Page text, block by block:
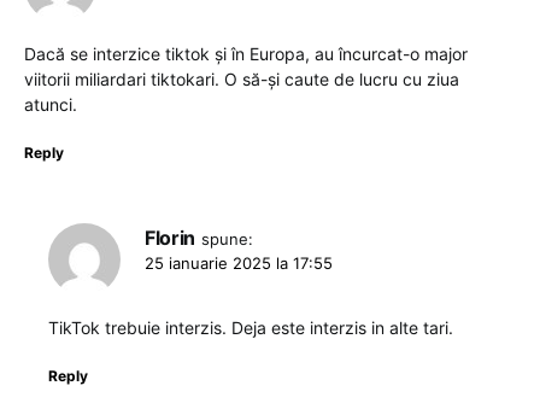
Dacă se interzice tiktok și în Europa, au încurcat-o major
viitorii miliardari tiktokari. O să-și caute de lucru cu ziua
atunci.
Reply
Florin spune:
25 ianuarie 2025 la 17:55
TikTok trebuie interzis. Deja este interzis in alte tari.
Reply